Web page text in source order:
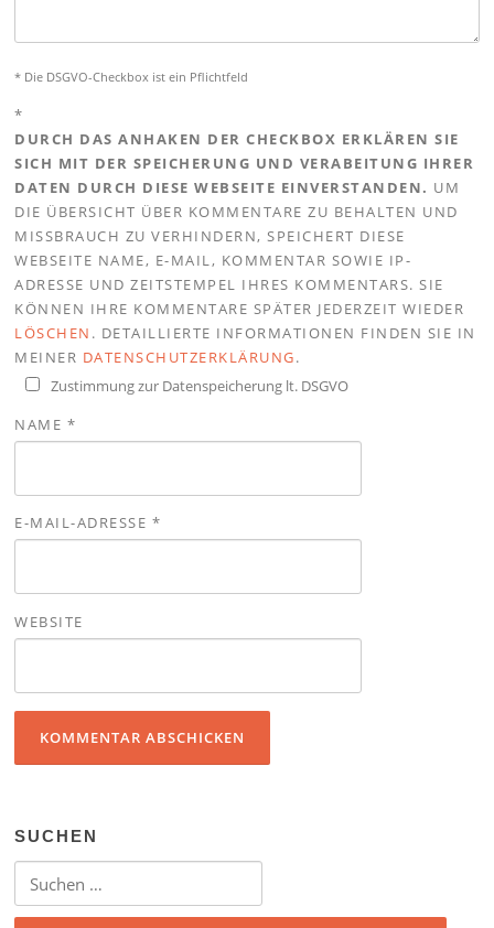
* Die DSGVO-Checkbox ist ein Pflichtfeld
*
DURCH DAS ANHAKEN DER CHECKBOX ERKLÄREN SIE
SICH MIT DER SPEICHERUNG UND VERABEITUNG IHRER
DATEN DURCH DIESE WEBSEITE EINVERSTANDEN. UM
DIE ÜBERSICHT ÜBER KOMMENTARE ZU BEHALTEN UND
MISSBRAUCH ZU VERHINDERN, SPEICHERT DIESE
WEBSEITE NAME, E-MAIL, KOMMENTAR SOWIE IP-
ADRESSE UND ZEITSTEMPEL IHRES KOMMENTARS. SIE
KÖNNEN IHRE KOMMENTARE SPÄTER JEDERZEIT WIEDER
LÖSCHEN . DETAILLIERTE INFORMATIONEN FINDEN SIE IN
MEINER DATENSCHUTZERKLÄRUNG.
Zustimmung zur Datenspeicherung lt. DSGVO
NAME *
E-MAIL-ADRESSE *
WEBSITE
SUCHEN
Suchen nach: